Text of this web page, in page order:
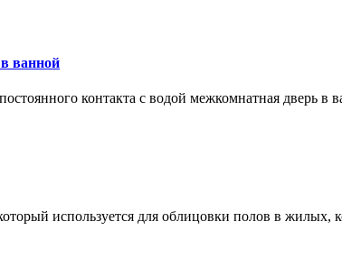
ванной
контакта с водой межкомнатная дверь в
используется для облицовки полов в